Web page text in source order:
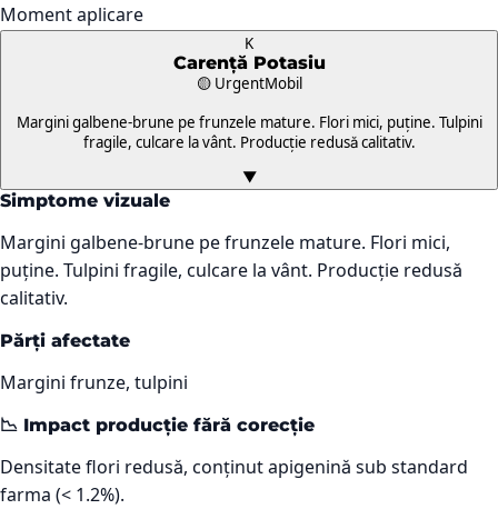
Moment aplicare
K
Carență Potasiu
🟡 UrgentMobil
Margini galbene-brune pe frunzele mature. Flori mici, puține. Tulpini
fragile, culcare la vânt. Producție redusă calitativ.
▼
Simptome vizuale
Margini galbene-brune pe frunzele mature. Flori mici,
puține. Tulpini fragile, culcare la vânt. Producție redusă
calitativ.
Părți afectate
Margini frunze, tulpini
📉 Impact producție fără corecție
Densitate flori redusă, conținut apigenină sub standard
farma (< 1.2%).